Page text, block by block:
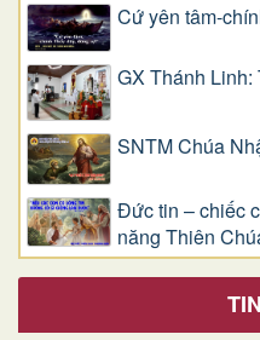
Cứ yên tâm-
GX Thánh
SNTM Chúa
Đức tin – chiếc
năng Thiên